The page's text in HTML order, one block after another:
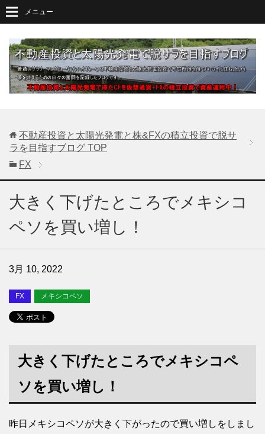
メニュー
不動産投資と太陽光発電と株&FXの積立投資で脱サ
ラを目指すブログ TOP
FX
大きく下げたところでメキシコ
ペソを買い増し！
3月 10, 2022
FX メキシコペソ
大きく下げたところでメキシコペ
ソを買い増し！
昨日メキシコペソが大きく下がったので買い増しをしまし